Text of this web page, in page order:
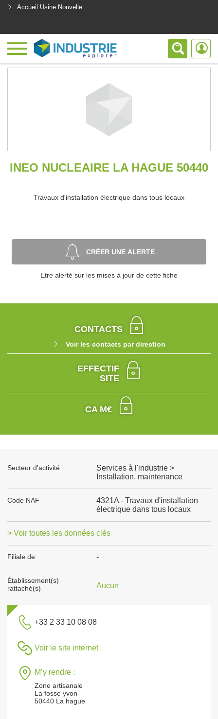
Accueil Usine Nouvelle
INEO NUCLEAIRE LA HAGUE 50440
Travaux d'installation électrique dans tous locaux
CRÉER UNE ALERTE
Etre alerté sur les mises à jour de cette fiche
CONTACTS
Voir les contacts par direction
EFFECTIF
SITE
CA M€
Secteur d'activité
Services à l'industrie >
Installation, maintenance
Code NAF
4321A - Travaux d'installation
électrique dans tous locaux
> Voir toutes les données clés
Filiale de -
Établissement(s)
rattaché(s)
Aucun
+33 2 33 10 08 08
Voir le site internet
M’y rendre :
Zone artisanale
La fosse yvon
50440 La hague